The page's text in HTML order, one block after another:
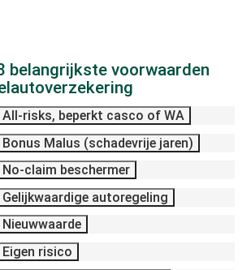
belangrijkste voorwaarden
All-risks, beperkt casco of WA
Malus (schadevrije jaren)
claim beschermer
autoregeling
risico